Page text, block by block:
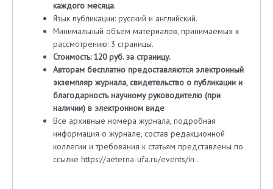
каждого месяца.
Язык публикации: русский и английский.
Минимальный объем материалов, принимаемых к
рассмотрению: 3 страницы.
Стоимость: 120 руб. за страницу.
Авторам бесплатно предоставляются электронный
экземпляр журнала, свидетельство о публикации и
благодарность научному руководителю (при
наличии) в электронном виде
Все архивные номера журнала, подробная
информация о журнале, состав редакционной
коллегии и требования к статьям представлены по
ссылке https://aeterna-ufa.ru/events/in .